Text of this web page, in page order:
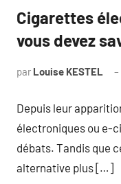
Cigarettes
vous devez
par Louise KESTEL
Depuis leur
électroniques ou e-
débats. Tandis que
alternative plus […]